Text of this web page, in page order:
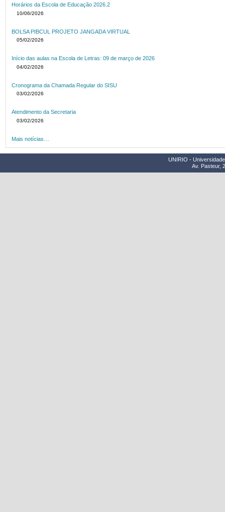
Horários da Escola de Educação 2026.2
10/06/2026
BOLSA PIBCUL PROJETO JANGADA VIRTUAL
05/02/2026
Início das aulas na Escola de Letras: 09 de março de 2026
04/02/2026
Cronograma da Chamada Regular do SISU
03/02/2026
Atendimento da Secretaria
03/02/2026
Mais notícias…
UNIRIO -
Av. Pasteur,